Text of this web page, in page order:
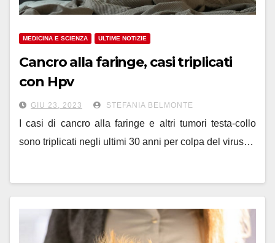
MEDICINA E SCIENZA ULTIME NOTIZIE
Cancro alla faringe, casi triplicati
con Hpv
GIU 23, 2023 STEFANIA BELMONTE
I casi di cancro alla faringe e altri tumori testa-collo
sono triplicati negli ultimi 30 anni per colpa del virus…